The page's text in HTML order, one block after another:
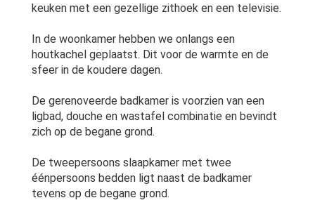
keuken met een gezellige zithoek en een televisie.
In de woonkamer hebben we onlangs een
houtkachel geplaatst. Dit voor de warmte en de
sfeer in de koudere dagen.
De gerenoveerde badkamer is voorzien van een
ligbad, douche en wastafel combinatie en bevindt
zich op de begane grond.
De tweepersoons slaapkamer met twee
éénpersoons bedden ligt naast de badkamer
tevens op de begane grond.